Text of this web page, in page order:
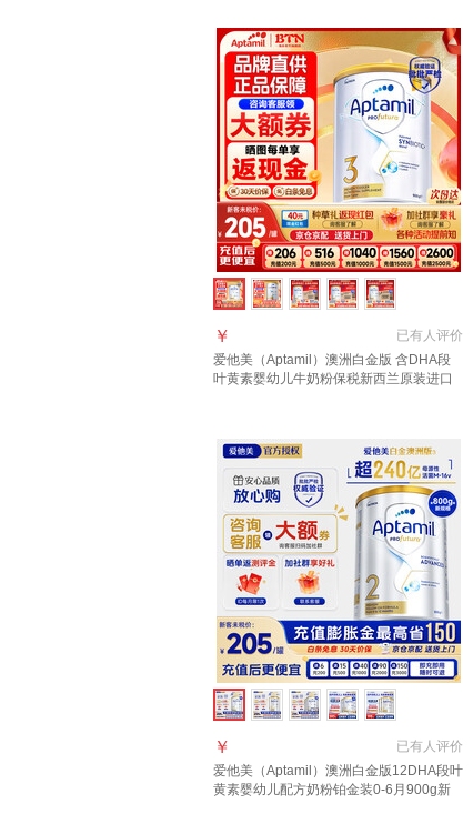
已有人评价
￥
爱他美（Aptamil）澳洲白金版 含DHA段
叶黄素婴幼儿牛奶粉保税新西兰原装进口
已有人评价
￥
爱他美（Aptamil）澳洲白金版12DHA段叶
黄素婴幼儿配方奶粉铂金装0-6月900g新